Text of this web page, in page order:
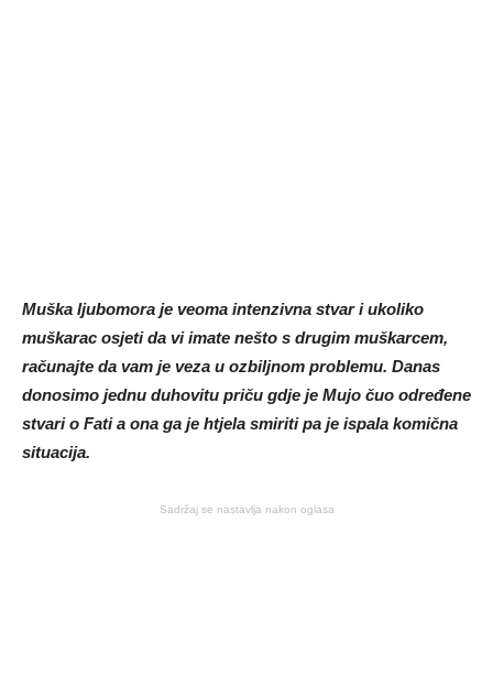
Muška ljubomora je veoma intenzivna stvar i ukoliko
muškarac osjeti da vi imate nešto s drugim muškarcem,
računajte da vam je veza u ozbiljnom problemu. Danas
donosimo jednu duhovitu priču gdje je Mujo čuo određene
stvari o Fati a ona ga je htjela smiriti pa je ispala komična
situacija.
Sadržaj se nastavlja nakon oglasa